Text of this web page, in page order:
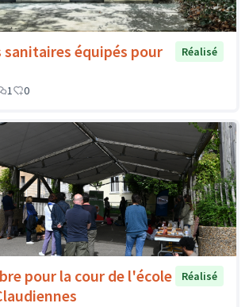
sanitaires équipés pour
Réalisé
1 0
pour la cour de l'école
Réalisé